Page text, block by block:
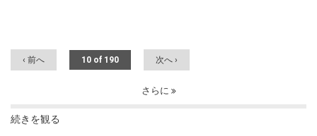
‹ 前へ 10 of 190 次へ ›
さらに
続きを観る